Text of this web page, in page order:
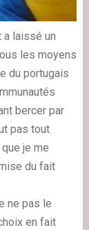
a laissé un
les moyens
du portugais
bercer par
pas tout
je me
du fait
ne pas le
en fait